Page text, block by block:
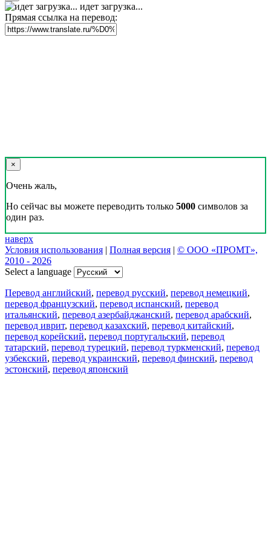
идет загрузка...
Прямая ссылка на перевод:
×
Очень жаль,
Но сейчас вы можете переводить только 5000 символов за
один раз.
наверх
Условия использования | Полная версия | © ООО «ПРОМТ»,
2010 - 2026
Select a language
Перевод английский, перевод русский, перевод немецкий,
перевод французский, перевод испанский, перевод
итальянский, перевод азербайджанский, перевод арабский,
перевод иврит, перевод казахский, перевод китайский,
перевод корейский, перевод португальский, перевод
татарский, перевод турецкий, перевод туркменский, перевод
узбекский, перевод украинский, перевод финский, перевод
эстонский, перевод японский